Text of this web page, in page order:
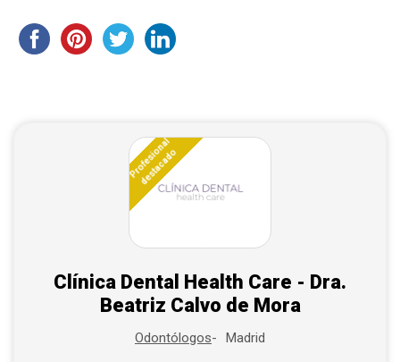
Profesional
destacado
Clínica Dental Health Care - Dra.
Beatriz Calvo de Mora
Odontólogos Madrid